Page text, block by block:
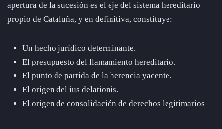
apertura de la sucesión es el eje del sistema hereditario
propio de Cataluña, y en definitiva, constituye:
Un hecho jurídico determinante.
El presupuesto del llamamiento hereditario.
El punto de partida de la herencia yacente.
El origen del ius delationis.
El origen de consolidación de derechos legitimarios